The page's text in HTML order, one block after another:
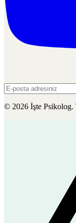
© 2026 İşte Psikolog.